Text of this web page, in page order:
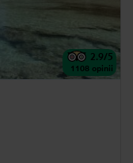
2.9/5
1108 opinii